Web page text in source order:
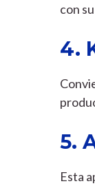
con
4.
5.
Esta